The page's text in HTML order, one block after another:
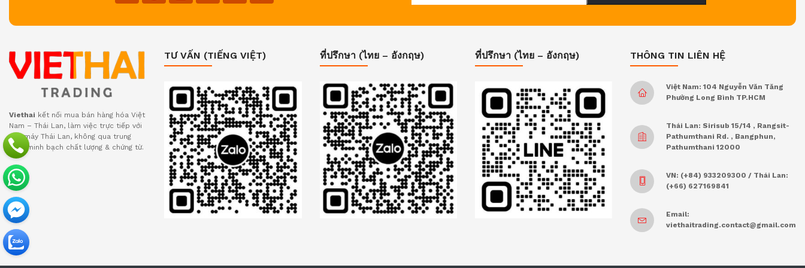
Viethai kết nối mua bán hàng hóa Việt
Nam – Thái Lan, làm việc trực tiếp với
nhà máy Thái Lan, không qua trung
gian, minh bạch chất lượng & chứng từ.
TƯ VẤN (TIẾNG VIỆT) ที่ปรึกษา (ไทย – อังกฤษ) ที่ปรึกษา (ไทย – อังกฤษ) THÔNG TIN LIÊN HỆ
Việt Nam: 104 Nguyễn Văn Tăng
Phường Long Bình TP.HCM
Thái Lan: Sirisub 15/14 , Rangsit-
Pathumthani Rd. , Bangphun,
Pathumthani 12000
VN: (+84) 933209300 / Thái Lan:
(+66) 627169841
Email:
viethaitrading.contact@gmail.com